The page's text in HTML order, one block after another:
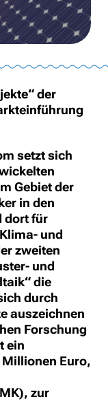
der
setzt sich
Gebiet der
in den
dort für
und
zweiten
und
die
durch
auszeichnen
Forschung
ein
Millionen Euro,
zur